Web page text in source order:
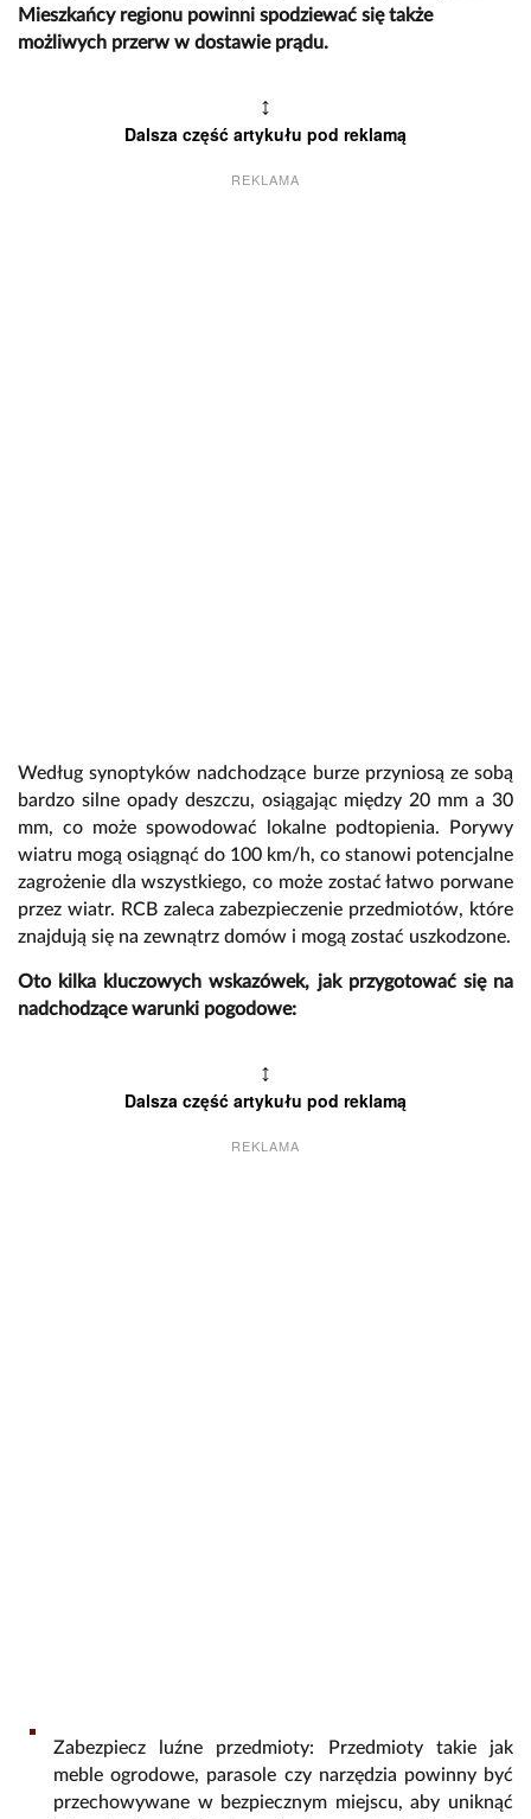
Mieszkańcy regionu powinni spodziewać się także
możliwych przerw w dostawie prądu.
↕
Dalsza część artykułu pod reklamą
REKLAMA
Według synoptyków nadchodzące burze przyniosą ze sobą
bardzo silne opady deszczu, osiągając między 20 mm a 30
mm, co może spowodować lokalne podtopienia. Porywy
wiatru mogą osiągnąć do 100 km/h, co stanowi potencjalne
zagrożenie dla wszystkiego, co może zostać łatwo porwane
przez wiatr. RCB zaleca zabezpieczenie przedmiotów, które
znajdują się na zewnątrz domów i mogą zostać uszkodzone.
Oto kilka kluczowych wskazówek, jak przygotować się na
nadchodzące warunki pogodowe:
↕
Dalsza część artykułu pod reklamą
REKLAMA
Zabezpiecz luźne przedmioty: Przedmioty takie jak
meble ogrodowe, parasole czy narzędzia powinny być
przechowywane w bezpiecznym miejscu, aby uniknąć